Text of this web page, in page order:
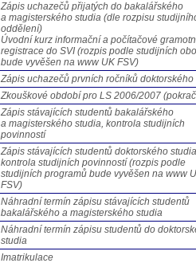
Zápis uchazečů přijatých do bakalářského
a magisterského studia (dle rozpisu
oddělení)
Úvodní kurz informační a počítačové
registrace do SVI (rozpis podle studijních
bude vyvěšen na www UK FSV)
Zápis uchazečů prvních ročníků doktorského
Zkouškové období pro LS 2006/2007
Zápis stávajících studentů bakalářského
a magisterského studia, kontrola studijních
povinností
Zápis stávajících studentů doktorského
kontrola studijních povinností (rozpis podle
studijních programů bude vyvěšen na www
FSV)
Náhradní termín zápisu stávajících studentů
bakalářského a magisterského studia
Náhradní termín zápisu studentů do
studia
Imatrikulace